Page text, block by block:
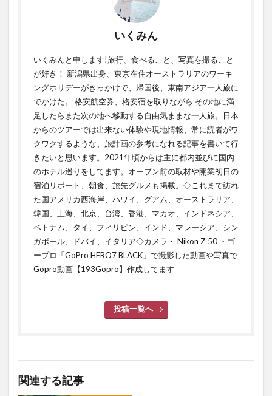
いくみん
いくみんと申します!旅行、食べること、写真を撮ること
が好き！ 新潟県出身、東京在住オーストラリアのワーキ
ングホリデーがきっかけで、帰国後、東南アジア一人旅に
でかけた。 格安航空券、格安宿を取りながら その地に満
足したらまた次の地へ移動する自由気ままな一人旅。日本
からのツアーでは出来ない体験や現地情報、常に読者がワ
クワクするような、旅計画の参考になれる記事を書いて行
きたいと思います。2021年頃からは主に都内並びに国内
のホテル巡りをしてます。オープン前の取材や開業初日の
宿泊リポート、朝食、旅先グルメも掲載。◇これまで訪れ
た国アメリカ西海岸、ハワイ、グアム、オーストラリア、
韓国、上海、北京、台湾、香港、マカオ、インドネシア、
ベトナム、タイ、フィリピン、インド、マレーシア、シン
ガポール、ドバイ、イタリア◇カメラ・ Nikon Z 50 ・ゴ
ープロ「GoPro HERO7 BLACK」で撮影した動画や写真で
Gopro動画【193Gopro】作成してます
投稿一覧へ
関連する記事